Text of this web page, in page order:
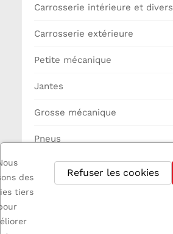
Carrosserie intérieure et divers
Carrosserie extérieure
Petite mécanique
Jantes
Grosse mécanique
Pneus
Partie Cycle
des
tiers
Refuser les cookies